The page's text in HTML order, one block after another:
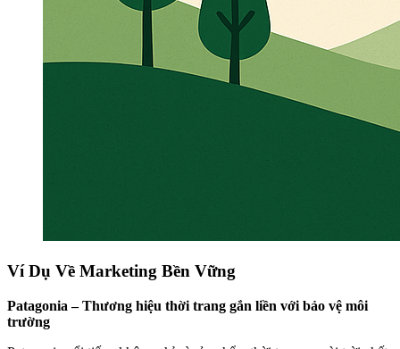
Ví Dụ Về Marketing Bền Vững
Patagonia – Thương hiệu thời trang gắn liền với bảo vệ môi
trường